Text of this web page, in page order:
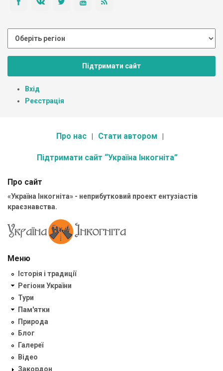
Підтримати сайт
Вхід
Реєстрація
Про нас Стати автором
Підтримати сайт “Україна Інкогніта”
Про сайт
«Україна Інкогніта» - неприбутковий проект ентузіастів
краєзнавства.
Меню
Історія і традиції
Регіони України
Тури
Пам'ятки
Природа
Блог
Галереї
Відео
Закордон